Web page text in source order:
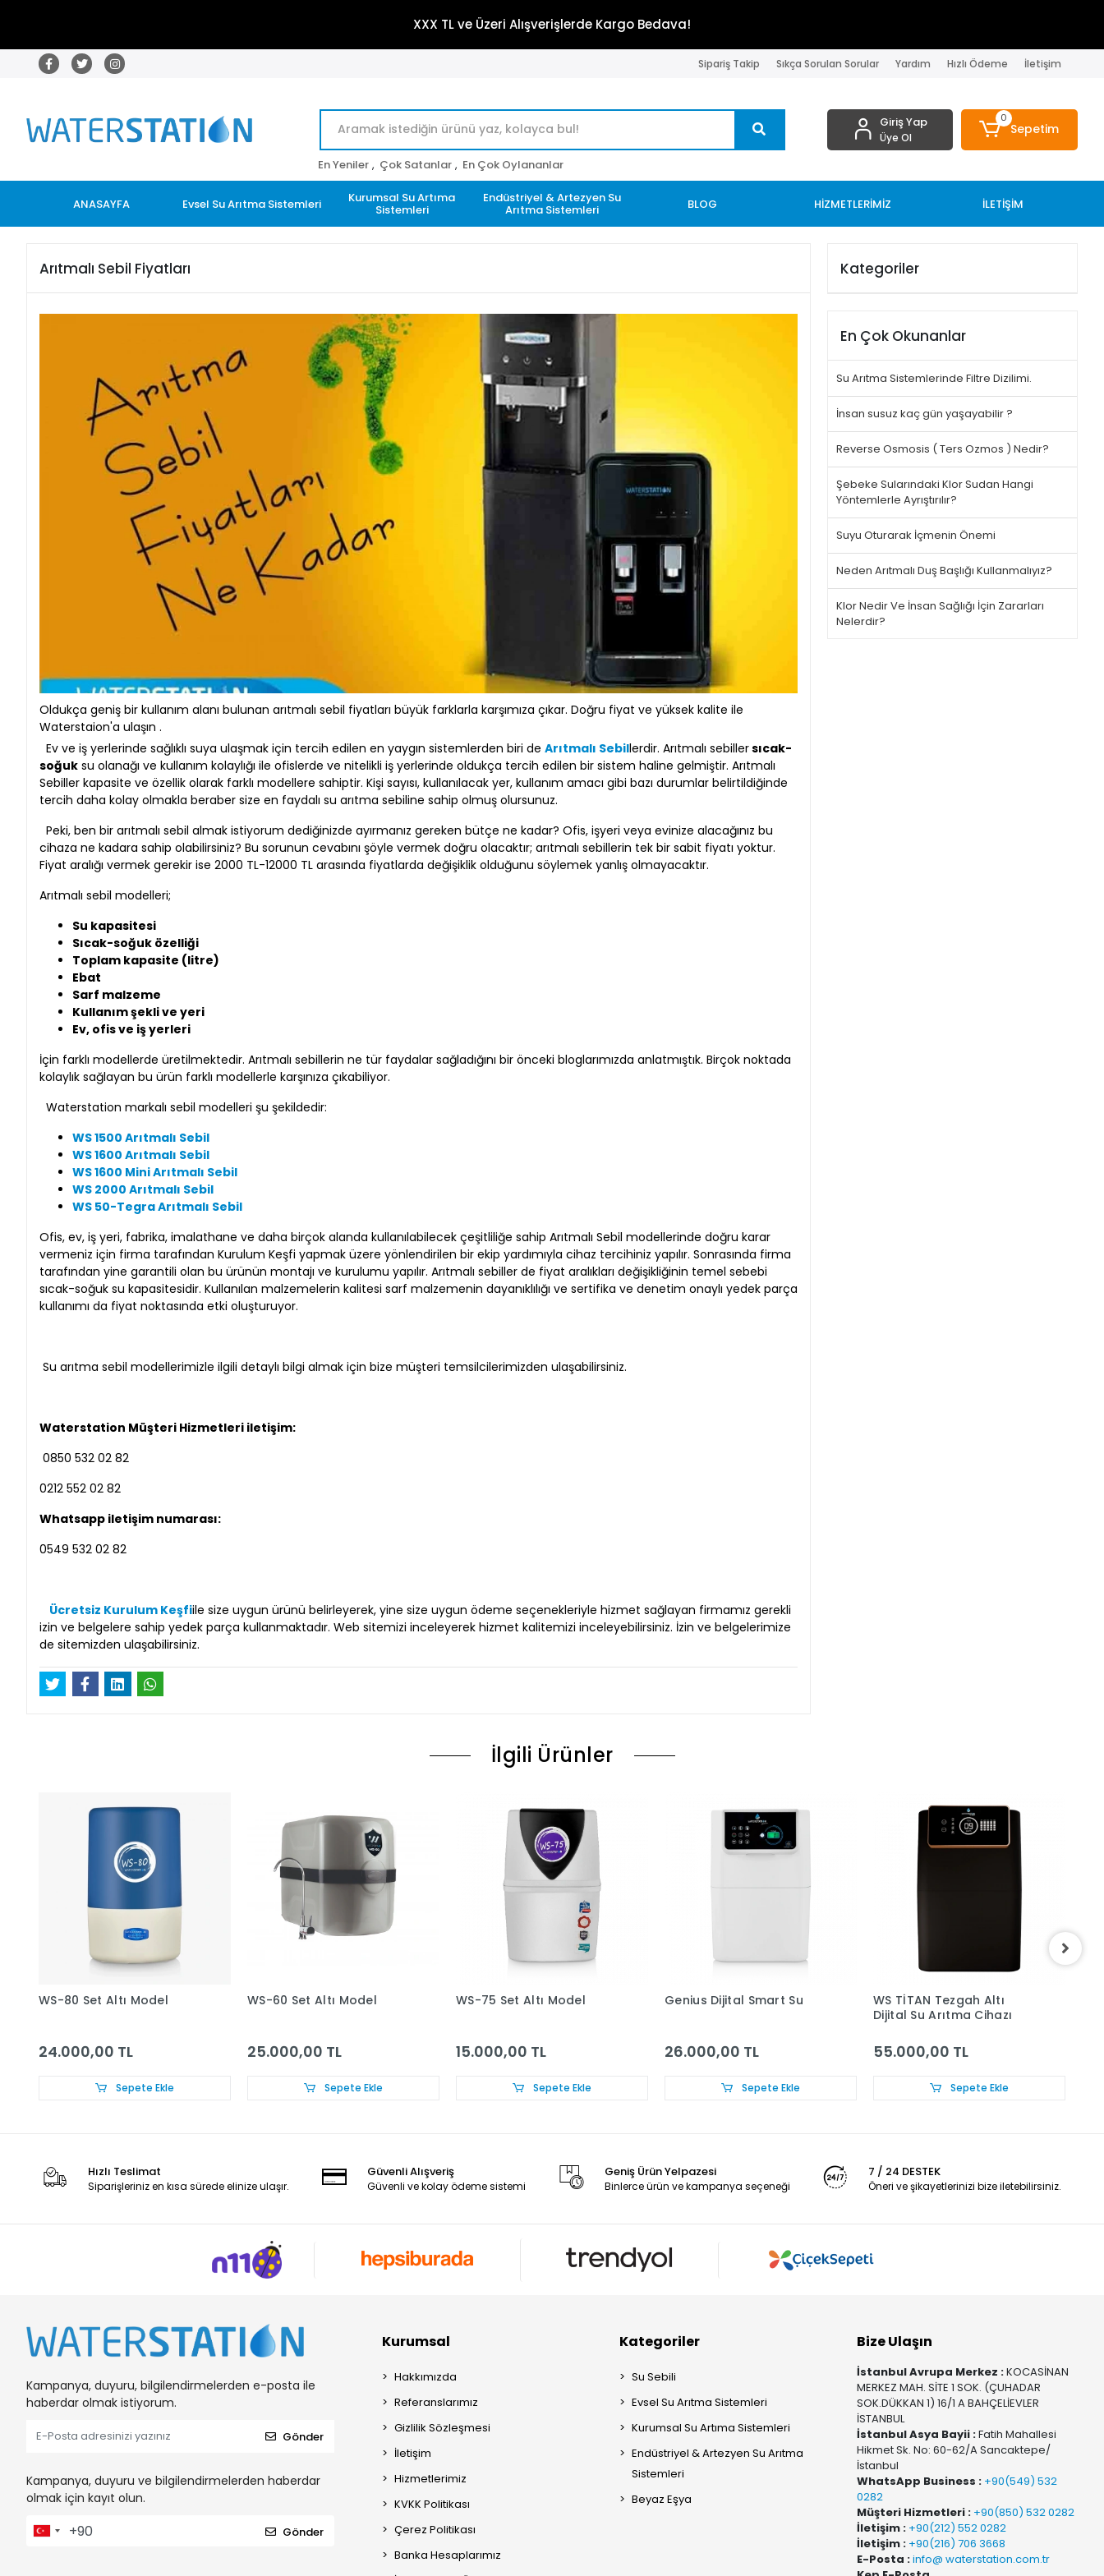
XXX TL ve Üzeri Alışverişlerde Kargo Bedava!
Sipariş Takip Sıkça Sorulan Sorular Yardım Hızlı Ödeme İletişim
En Yeniler , Çok Satanlar , En Çok Oylananlar
Giriş Yap
Üye Ol
0
Sepetim
ANASAYFA Evsel Su Arıtma Sistemleri Kurumsal Su Artıma
Sistemleri
Endüstriyel & Artezyen Su
Arıtma Sistemleri BLOG HİZMETLERİMİZ İLETİŞİM
Arıtmalı Sebil Fiyatları
Oldukça geniş bir kullanım alanı bulunan arıtmalı sebil fiyatları büyük farklarla karşımıza çıkar. Doğru fiyat ve yüksek kalite ile
Waterstaion'a ulaşın .
Ev ve iş yerlerinde sağlıklı suya ulaşmak için tercih edilen en yaygın sistemlerden biri de Arıtmalı Sebillerdir. Arıtmalı sebillersıcak-
soğuk su olanağı ve kullanım kolaylığı ile ofislerde ve nitelikli iş yerlerinde oldukça tercih edilen bir sistem haline gelmiştir. Arıtmalı
Sebiller kapasite ve özellik olarak farklı modellere sahiptir. Kişi sayısı, kullanılacak yer, kullanım amacı gibi bazı durumlar belirtildiğinde
tercih daha kolay olmakla beraber size en faydalı su arıtma sebiline sahip olmuş olursunuz.
Peki, ben bir arıtmalı sebil almak istiyorum dediğinizde ayırmanız gereken bütçe ne kadar? Ofis, işyeri veya evinize alacağınız bu
cihaza ne kadara sahip olabilirsiniz? Bu sorunun cevabını şöyle vermek doğru olacaktır; arıtmalı sebillerin tek bir sabit fiyatı yoktur.
Fiyat aralığı vermek gerekir ise 2000 TL-12000 TL arasında fiyatlarda değişiklik olduğunu söylemek yanlış olmayacaktır.
Arıtmalı sebil modelleri;
Su kapasitesi
Sıcak-soğuk özelliği
Toplam kapasite (litre)
Ebat
Sarf malzeme
Kullanım şekli ve yeri
Ev, ofis ve iş yerleri
İçin farklı modellerde üretilmektedir. Arıtmalı sebillerin ne tür faydalar sağladığını bir önceki bloglarımızda anlatmıştık. Birçok noktada
kolaylık sağlayan bu ürün farklı modellerle karşınıza çıkabiliyor.
Waterstation markalı sebil modelleri şu şekildedir:
WS 1500 Arıtmalı Sebil
WS 1600 Arıtmalı Sebil
WS 1600 Mini Arıtmalı Sebil
WS 2000 Arıtmalı Sebil
WS 50-Tegra Arıtmalı Sebil
Ofis, ev, iş yeri, fabrika, imalathane ve daha birçok alanda kullanılabilecek çeşitliliğe sahip Arıtmalı Sebil modellerinde doğru karar
vermeniz için firma tarafından Kurulum Keşfi yapmak üzere yönlendirilen bir ekip yardımıyla cihaz tercihiniz yapılır. Sonrasında firma
tarafından yine garantili olan bu ürünün montajı ve kurulumu yapılır. Arıtmalı sebiller de fiyat aralıkları değişikliğinin temel sebebi
sıcak-soğuk su kapasitesidir. Kullanılan malzemelerin kalitesi sarf malzemenin dayanıklılığı ve sertifika ve denetim onaylı yedek parça
kullanımı da fiyat noktasında etki oluşturuyor.
Su arıtma sebil modellerimizle ilgili detaylı bilgi almak için bize müşteri temsilcilerimizden ulaşabilirsiniz.
Waterstation Müşteri Hizmetleri iletişim:
0850 532 02 82
0212 552 02 82
Whatsapp iletişim numarası:
0549 532 02 82
Ücretsiz Kurulum Keşfiile size uygun ürünü belirleyerek, yine size uygun ödeme seçenekleriyle hizmet sağlayan firmamız gerekli
izin ve belgelere sahip yedek parça kullanmaktadır. Web sitemizi inceleyerek hizmet kalitemizi inceleyebilirsiniz. İzin ve belgelerimize
de sitemizden ulaşabilirsiniz.
Kategoriler
En Çok Okunanlar
Su Arıtma Sistemlerinde Filtre Dizilimi.
İnsan susuz kaç gün yaşayabilir ?
Reverse Osmosis ( Ters Ozmos ) Nedir?
Şebeke Sularındaki Klor Sudan Hangi
Yöntemlerle Ayrıştırılır?
Suyu Oturarak İçmenin Önemi
Neden Arıtmalı Duş Başlığı Kullanmalıyız?
Klor Nedir Ve İnsan Sağlığı İçin Zararları
Nelerdir?
İlgili Ürünler
WS-80 Set Altı Model
24.000,00 TL
Sepete Ekle
WS-60 Set Altı Model
25.000,00 TL
Sepete Ekle
WS-75 Set Altı Model
15.000,00 TL
Sepete Ekle
Genius Dijital Smart Su
26.000,00 TL
Sepete Ekle
WS TİTAN Tezgah Altı
Dijital Su Arıtma Cihazı
55.000,00 TL
Sepete Ekle
Hızlı Teslimat
Siparişleriniz en kısa sürede elinize ulaşır.
Güvenli Alışveriş
Güvenli ve kolay ödeme sistemi
Geniş Ürün Yelpazesi
Binlerce ürün ve kampanya seçeneği
7 / 24 DESTEK
Öneri ve şikayetlerinizi bize iletebilirsiniz.
Kampanya, duyuru, bilgilendirmelerden e-posta ile
haberdar olmak istiyorum.
Gönder
Kampanya, duyuru ve bilgilendirmelerden haberdar
olmak için kayıt olun.
Gönder
Kurumsal
Hakkımızda
Referanslarımız
Gizlilik Sözleşmesi
İletişim
Hizmetlerimiz
KVKK Politikası
Çerez Politikası
Banka Hesaplarımız
Kategoriler
Su Sebili
Evsel Su Arıtma Sistemleri
Kurumsal Su Artıma Sistemleri
Endüstriyel & Artezyen Su Arıtma
Sistemleri
Beyaz Eşya
Bize Ulaşın
İstanbul Avrupa Merkez :KOCASİNAN
MERKEZ MAH. SİTE 1 SOK. (ÇUHADAR
SOK.DÜKKAN 1) 16/1 A BAHÇELİEVLER
İSTANBUL
İstanbul Asya Bayii :Fatih Mahallesi
Hikmet Sk. No: 60-62/A Sancaktepe/
İstanbul
WhatsApp Business : +90(549) 532
0282
Müşteri Hizmetleri : +90(850) 532 0282
İletişim : +90(212) 552 0282
İletişim : +90(216) 706 3668
E-Posta :info@ waterstation.com.tr